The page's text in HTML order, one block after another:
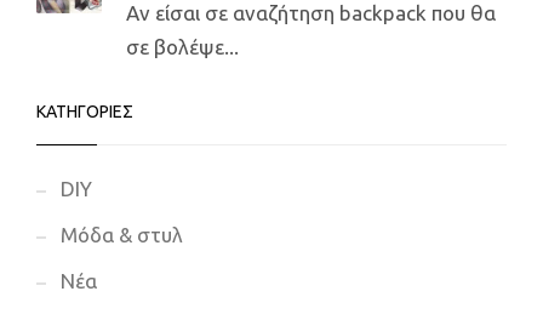
Αν είσαι σε αναζήτηση backpack που θα
σε βολέψε...
ΚΑΤΗΓΟΡΙΕΣ
DIY
Μόδα & στυλ
Νέα